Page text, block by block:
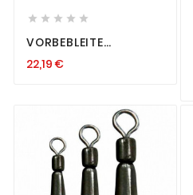
    
VORBEBLEITE
FORELLE FRIEDFISCH
22,19 €